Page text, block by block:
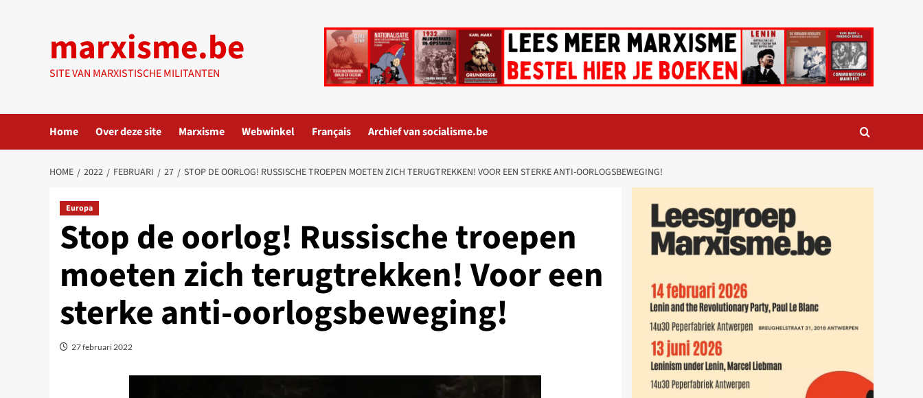
marxisme.be
SITE VAN MARXISTISCHE MILITANTEN
Home Over deze site Marxisme Webwinkel Français Archief van socialisme.be
HOME 2022 FEBRUARI 27 STOP DE OORLOG! RUSSISCHE TROEPEN MOETEN ZICH TERUGTREKKEN! VOOR EEN STERKE ANTI-OORLOGSBEWEGING!
Europa
Stop de oorlog! Russische troepen
moeten zich terugtrekken! Voor een
sterke anti-oorlogsbeweging!
27 februari 2022